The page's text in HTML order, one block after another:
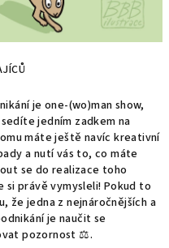
je one-(wo)man show,
jedním zadkem na
máte ještě navíc kreativní
a nutí vás to, co máte
se do realizace toho
právě vymysleli! Pokud to
že jedna z nejnáročnějších a
je naučit se
pozornost ⚖️.